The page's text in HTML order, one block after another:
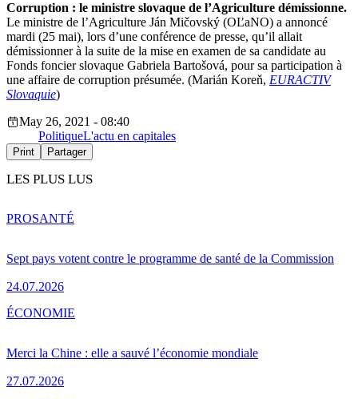
Corruption : le ministre slovaque de l’Agriculture démissionne.
Le ministre de l’Agriculture Ján Mičovský (OĽaNO) a annoncé
mardi (25 mai), lors d’une conférence de presse, qu’il allait
démissionner à la suite de la mise en examen de sa candidate au
Fonds foncier slovaque Gabriela Bartošová, pour sa participation à
une affaire de corruption présumée. (Marián Koreň, EURACTIV
Slovaquie)
May 26, 2021 - 08:40
PolitiqueL'actu en capitales
Print Partager
LES PLUS LUS
Sept pays votent contre le programme de santé de la Commission
24.07.2026
PROSANTÉ
Merci la Chine : elle a sauvé l’économie mondiale
27.07.2026
ÉCONOMIE